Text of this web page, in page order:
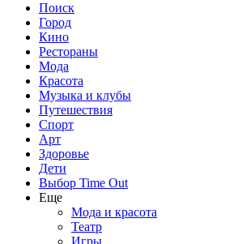
Поиск
Город
Кино
Рестораны
Мода
Красота
Музыка и клубы
Путешествия
Спорт
Арт
Здоровье
Дети
Выбор Time Out
Еще
Мода и красота
Театр
Игры